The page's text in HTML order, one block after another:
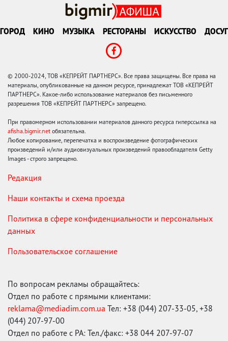
ГОРОД КИНО МУЗЫКА РЕСТОРАНЫ ИСКУССТВО ДОСУГ
© 2000-2024, ТОВ «КЕПРЕЙТ ПАРТНЕРС». Все права защищены. Все права на
материалы, опубликованные на данном ресурсе, принадлежат ТОВ «КЕПРЕЙТ
ПАРТНЕРС». Какое-либо использование материалов без письменного
разрешения ТОВ «КЕПРЕЙТ ПАРТНЕРС» запрещено.
При правомерном использовании материалов данного ресурса гиперссылка на
afisha.bigmir.net обязательна.
Любое копирование, перепечатка и воспроизведение фотографических
произведений и/или аудиовизуальных произведений правообладателя Getty
Images - строго запрещено.
Редакция
Наши контакты и схема проезда
Политика в сфере конфиденциальности и персональных
данных
Пользовательское соглашение
По вопросам рекламы обращайтесь:
Отдел по работе с прямыми клиентами:
reklama@mediadim.com.ua Тел: +38 (044) 207-33-05, +38
(044) 207-97-00
Отдел по работе с РА: Тел./факс: +38 044 207-97-07